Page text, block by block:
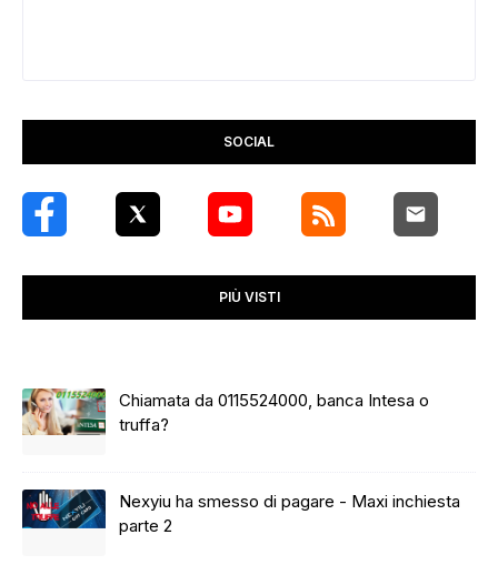
SOCIAL
PIÙ VISTI
Chiamata da 0115524000, banca Intesa o
truffa?
Nexyiu ha smesso di pagare - Maxi inchiesta
parte 2